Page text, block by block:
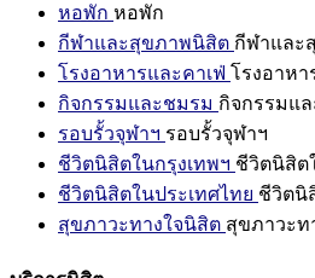
หอพัก หอพัก
กีฬาและสุขภาพนิสิต กีฬาและ
โรงอาหารและคาเฟ่ โรงอาหา
กิจกรรมและชมรม กิจกรรมแ
รอบรั้วจุฬาฯ รอบรั้วจุฬาฯ
ชีวิตนิสิตในกรุงเทพฯ ชีวิตนิสิต
ชีวิตนิสิตในประเทศไทย ชีวิตนิ
สุขภาวะทางใจนิสิต สุขภาวะท